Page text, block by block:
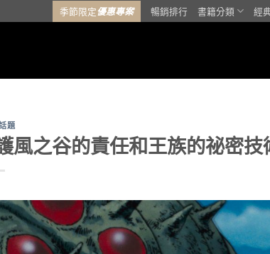
季節限定優惠專案 暢銷排行 書籍分類 經
題
風之谷的責任和王族的祕密技